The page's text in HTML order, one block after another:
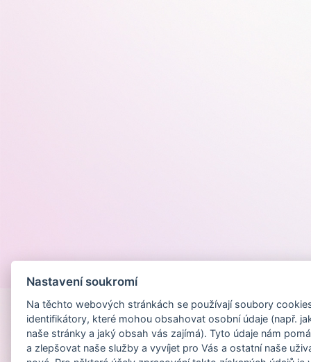
Nastavení soukromí
Na těchto webových stránkách se používají soubory
identifikátory, které mohou obsahovat osobní údaje (např.
naše stránky a jaký obsah vás zajímá). Tyto údaje nám
a zlepšovat naše služby a vyvíjet pro Vás a ostatní naše